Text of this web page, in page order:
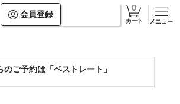
会員登録
カート メニュー
kashikojima/
ご予約は「ベストレート」